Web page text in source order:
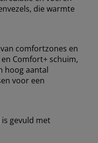
die warmte
comfortzones en
Comfort+ schuim,
hoog aantal
voor een
gevuld met